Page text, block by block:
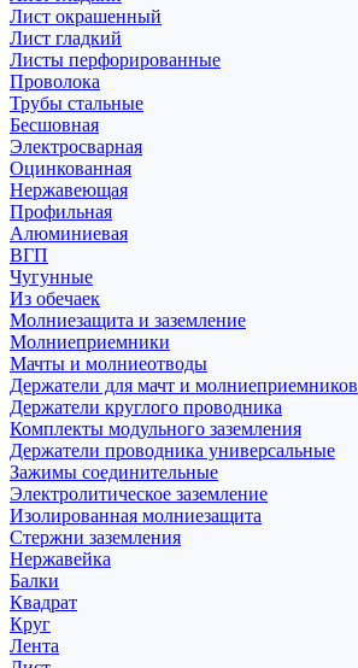
Лист окрашенный
Лист гладкий
Листы перфорированные
Проволока
Трубы стальные
Бесшовная
Электросварная
Оцинкованная
Нержавеющая
Профильная
Алюминиевая
ВГП
Чугунные
Из обечаек
Молниезащита и заземление
Молниеприемники
Мачты и молниеотводы
Держатели для мачт и молниеприемников
Держатели круглого проводника
Комплекты модульного заземления
Держатели проводника универсальные
Зажимы соединительные
Электролитическое заземление
Изолированная молниезащита
Стержни заземления
Нержавейка
Балки
Квадрат
Круг
Лента